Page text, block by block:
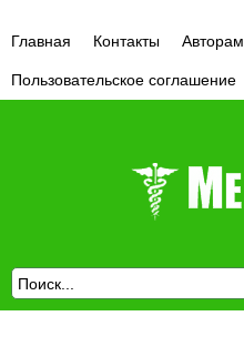
Главная Контакты Авторам
Пользовательское соглашение